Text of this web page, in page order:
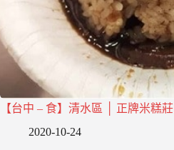
【台中 – 食】清水區 │ 正牌米糕莊
2020-10-24